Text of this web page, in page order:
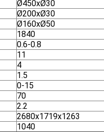
Ø450xØ30
Ø200xØ30
Ø160xØ50
1840
0.6-0.8
11
4
1.5
0-15
70
2.2
2680x1719x1263
1040